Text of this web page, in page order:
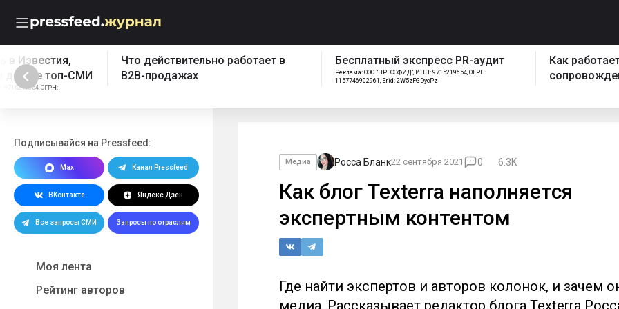
Что действительно работает в
B2B-продажах
Бесплатный экспресс PR-аудит
Реклама: ООО "ПРЕССФИД", ИНН: 9715219654, ОГРН:
Как работает отдел
сопровождения Pressfeed
Подписывайся на Pressfeed:
Max Канал Pressfeed
ВКонтакте Яндекс Дзен
Все запросы СМИ Запросы по отраслям
Моя лента
Рейтинг авторов
Медиа Росса Бланк22 сентября 2021 0 6.3K
Как блог Texterra наполняется
экспертным контентом
Где найти экспертов и авторов колонок, и зачем
медиа. Рассказывает редактор блога Texterra